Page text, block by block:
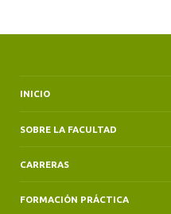
INICIO
SOBRE LA FACULTAD
CARRERAS
FORMACIÓN PRÁCTICA